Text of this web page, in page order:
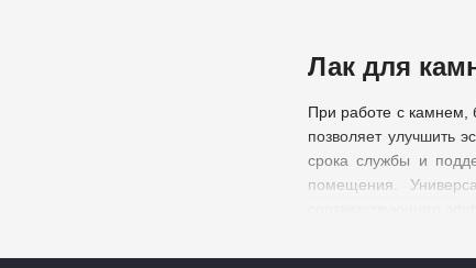
Лак для
При работе с камнем,
позволяет улучшить
срока службы и
помещения.
Назначение